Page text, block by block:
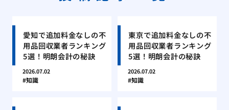
愛知で追加料金なしの不
用品回収業者ランキング
5選！明朗会計の秘訣
2026.07.02
知識
東京で追加料金なしの不
用品回収業者ランキング
5選！明朗会計の秘訣
2026.07.02
知識